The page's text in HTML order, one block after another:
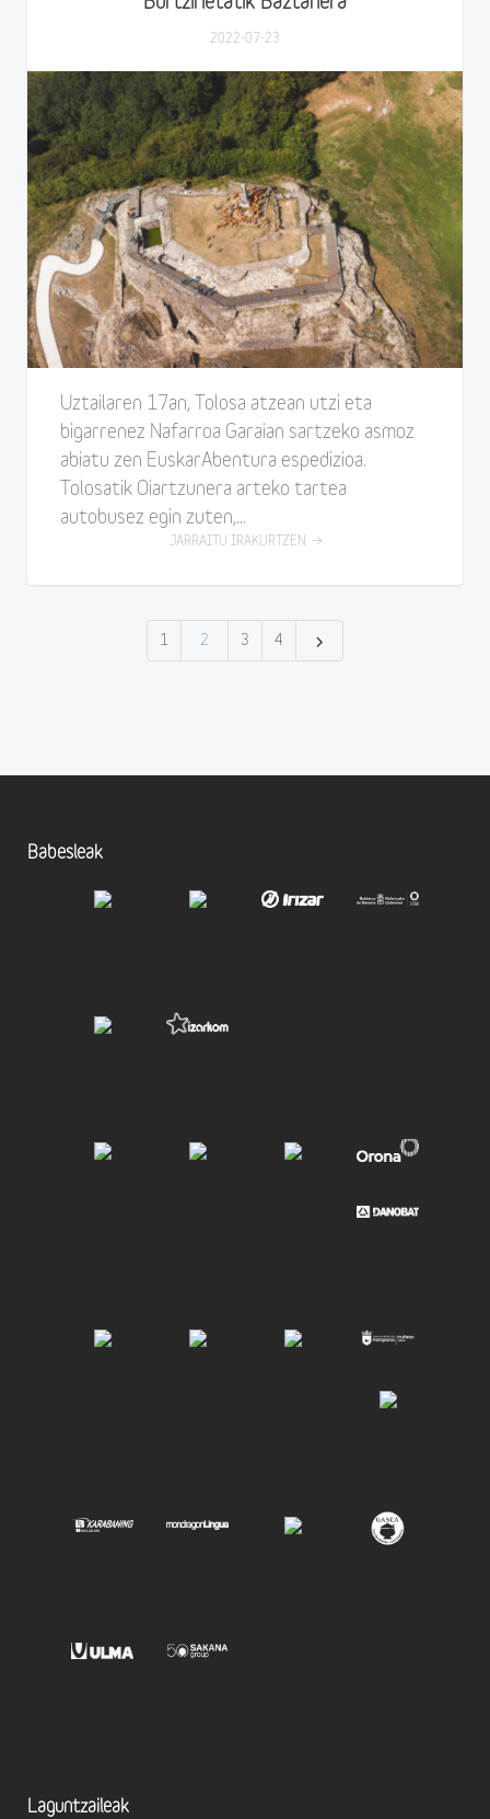
2022-07-23
Uztailaren 17an, Tolosa atzean utzi eta
bigarrenez Nafarroa Garaian sartzeko asmoz
abiatu zen EuskarAbentura espedizioa.
Tolosatik Oiartzunera arteko tartea
autobusez egin zuten,...
JARRAITU IRAKURTZEN
1 2 3 4
Babesleak
Laguntzaileak